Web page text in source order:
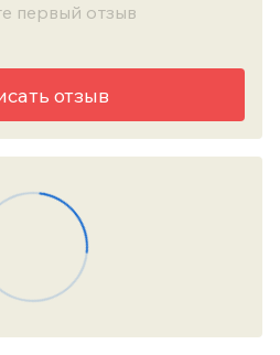
первый отзыв
отзыв